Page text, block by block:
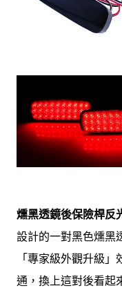
燻黑透鏡後保險桿反
設計的一對黑色燻黑
「專家級外觀升級
通，換上這對後看起